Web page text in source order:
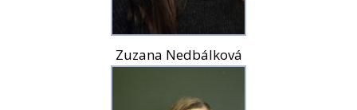
Zuzana Nedbálková